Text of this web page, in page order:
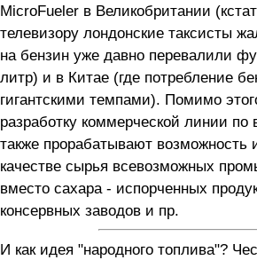
MicroFueler в Великобритании
телевизору лондонские таксисты
на бензин уже давно перевалили
литр) и в Китае (где потребление
гигантскими темпами). Помимо
разработку коммерческой линии по
также прорабатывают возможность
качестве сырья всевозможных
вместо сахара - испорченных
консервных заводов и пр.
И как идея "народного топлива"?